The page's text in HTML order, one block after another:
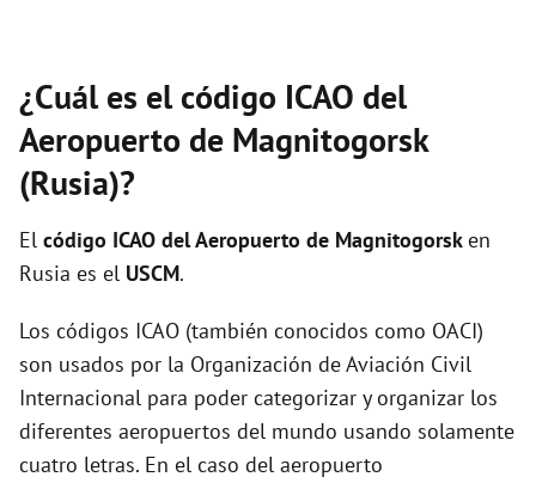
¿Cuál es el código ICAO del
Aeropuerto de Magnitogorsk
(Rusia)?
El código ICAO delAeropuerto de Magnitogorsken
Rusia es el USCM.
Los códigos ICAO (también conocidos como OACI)
son usados por la Organización de Aviación Civil
Internacional para poder categorizar y organizar los
diferentes aeropuertos del mundo usando solamente
cuatro letras. En el caso del aeropuerto